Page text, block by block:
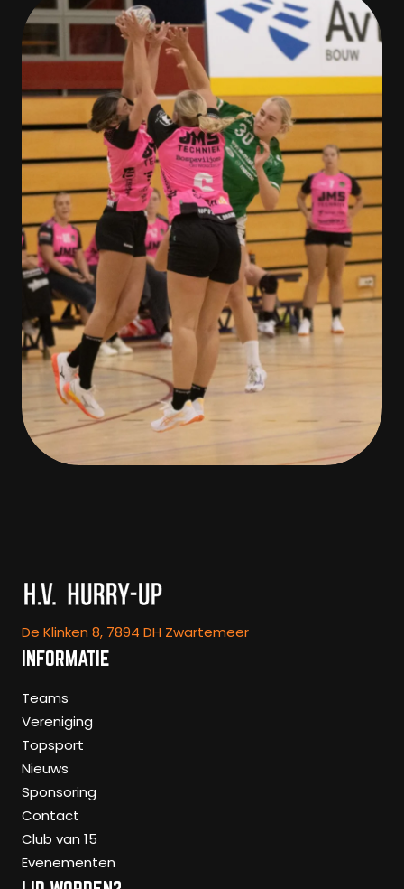
De Klinken 8, 7894 DH Zwartemeer
INFORMATIE
Teams
Vereniging
Topsport
Nieuws
Sponsoring
Contact
Club van 15
Evenementen